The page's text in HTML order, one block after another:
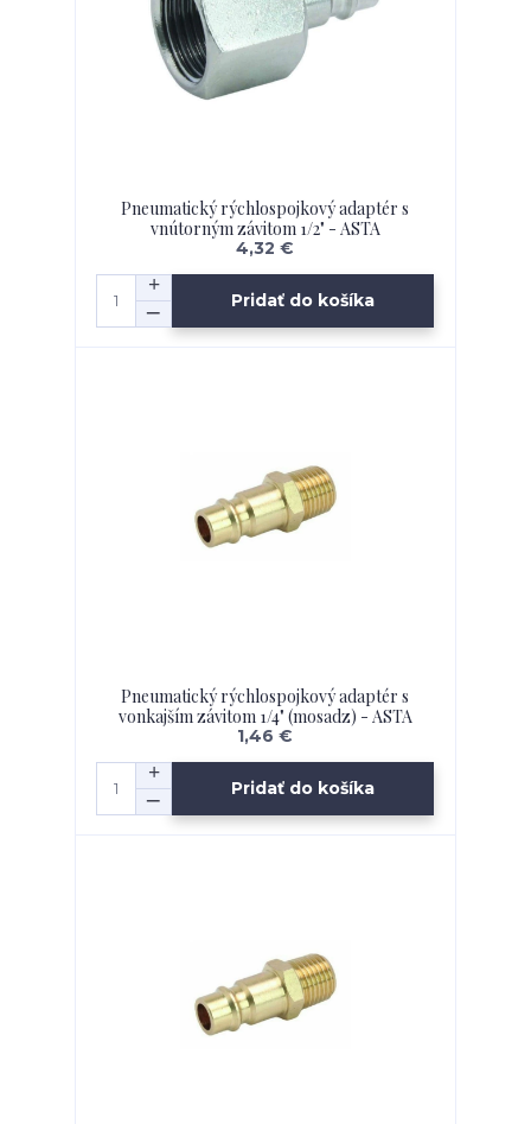
Pneumatický rýchlospojkový adaptér s
vnútorným závitom 1/2" - ASTA
4,32 €
Pridať do košíka
Pneumatický rýchlospojkový adaptér s
vonkajším závitom 1/4" (mosadz) - ASTA
1,46 €
Pridať do košíka